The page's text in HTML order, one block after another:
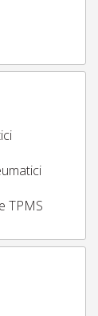
TPMS